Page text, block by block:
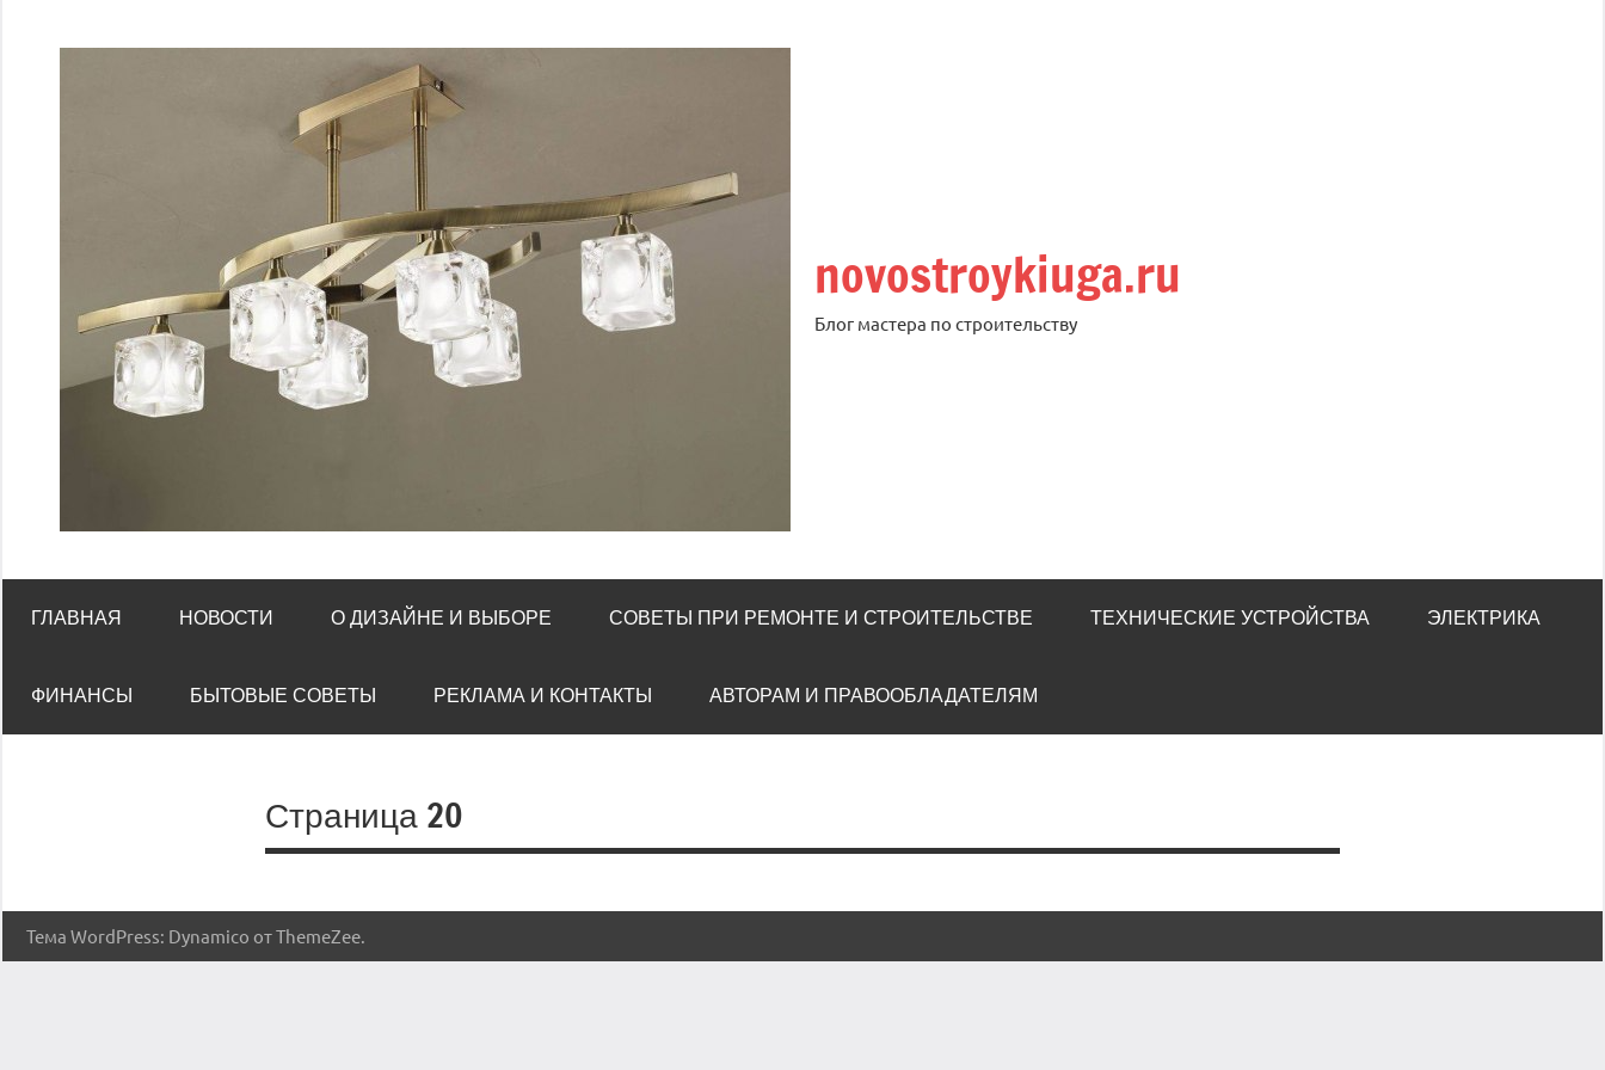
novostroykiuga.ru
Блог мастера по строительству
ГЛАВНАЯ НОВОСТИ О ДИЗАЙНЕ И ВЫБОРЕ СОВЕТЫ ПРИ РЕМОНТЕ И СТРОИТЕЛЬСТВЕ ТЕХНИЧЕСКИЕ УСТРОЙСТВА ЭЛЕКТРИКА
ФИНАНСЫ БЫТОВЫЕ СОВЕТЫ РЕКЛАМА И КОНТАКТЫ АВТОРАМ И ПРАВООБЛАДАТЕЛЯМ
Страница 20
Тема WordPress: Dynamico от ThemeZee.